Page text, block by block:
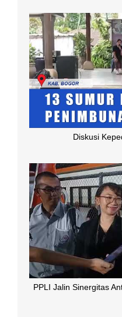
Diskusi
PPLI Jalin Sinergitas